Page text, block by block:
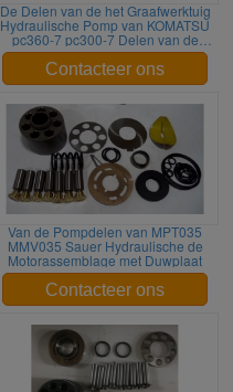
De Delen van de het Graafwerktuig
Hydraulische Pomp van KOMATSU
pc360-7 pc300-7 Delen van de
Zuigerpomp
Contacteer ons
Van de Pompdelen van MPT035
MMV035 Sauer Hydraulische de
Motorassemblage met Duwplaat
Contacteer ons